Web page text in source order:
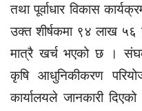
तथा पूर्वाधार विकास
उक्त शीर्षकमा ९४ लाख
मात्रै खर्च भएको छ ।
कृषि आधुनिकीकरण
कार्यालयले जानकारी